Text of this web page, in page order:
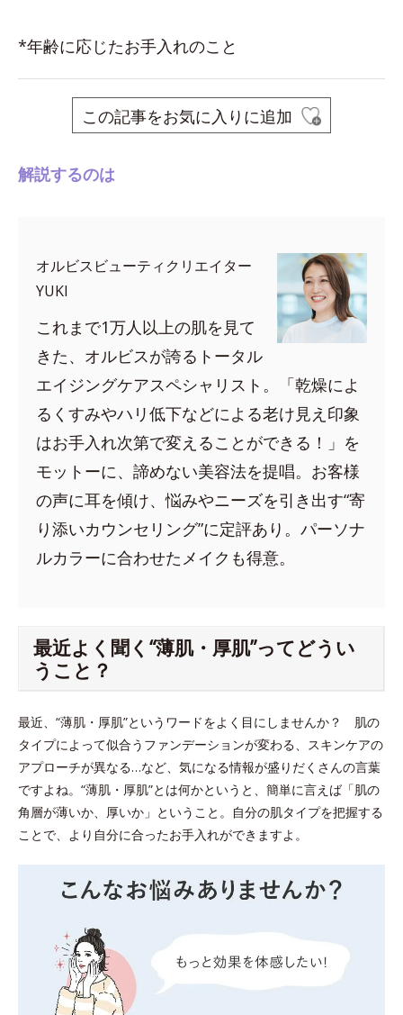
*年齢に応じたお手入れのこと
この記事をお気に入りに追加
解説するのは
オルビスビューティクリエイター
YUKI
これまで1万人以上の肌を見て
きた、オルビスが誇るトータル
エイジングケアスペシャリスト。「乾燥によ
るくすみやハリ低下などによる老け見え印象
はお手入れ次第で変えることができる！」を
モットーに、諦めない美容法を提唱。お客様
の声に耳を傾け、悩みやニーズを引き出す“寄
り添いカウンセリング”に定評あり。パーソナ
ルカラーに合わせたメイクも得意。
最近よく聞く“薄肌・厚肌”ってどうい
うこと？
最近、“薄肌・厚肌”というワードをよく目にしませんか？ 肌の
タイプによって似合うファンデーションが変わる、スキンケアの
アプローチが異なる…など、気になる情報が盛りだくさんの言葉
ですよね。“薄肌・厚肌”とは何かというと、簡単に言えば「肌の
角層が薄いか、厚いか」ということ。自分の肌タイプを把握する
ことで、より自分に合ったお手入れができますよ。